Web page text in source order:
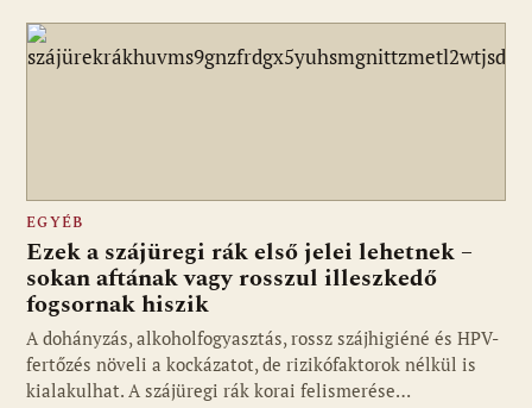
EGYÉB
Ezek a szájüregi rák első jelei lehetnek –
sokan aftának vagy rosszul illeszkedő
fogsornak hiszik
A dohányzás, alkoholfogyasztás, rossz szájhigiéné és HPV-
fertőzés növeli a kockázatot, de rizikófaktorok nélkül is
kialakulhat. A szájüregi rák korai felismerése…